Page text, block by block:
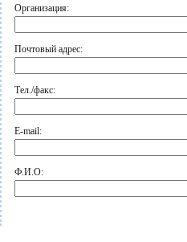
Организация:
Почтовый адрес:
Тел./факс:
E-mail:
Ф.И.О: